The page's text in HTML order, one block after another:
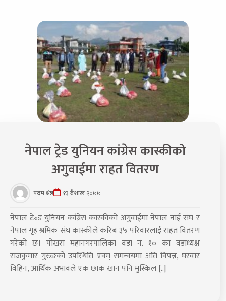
नेपाल ट्रेड युनियन कांग्रेस कास्कीको
अगुवाईमा राहत वितरण
पदम श्रेष्ठ १३ बैशाख २०७७
नेपाल टे«ड युनियन कांग्रेस कास्कीको अगुवाईमा नेपाल नाई संघ र
नेपाल गृह श्रमिक संघ कास्कीले करिब ३५ परिवारलाई राहत वितरण
गरेको छ। पोखरा महानगरपालिका वडा नं. १० का वडाध्यक्ष
राजकुमार गुरुङको उपस्थिति एवम् समन्वयमा अति विपन्न, घरवार
विहिन, आर्थिक अभावले एक छाक खान पनि मुस्किल [..]